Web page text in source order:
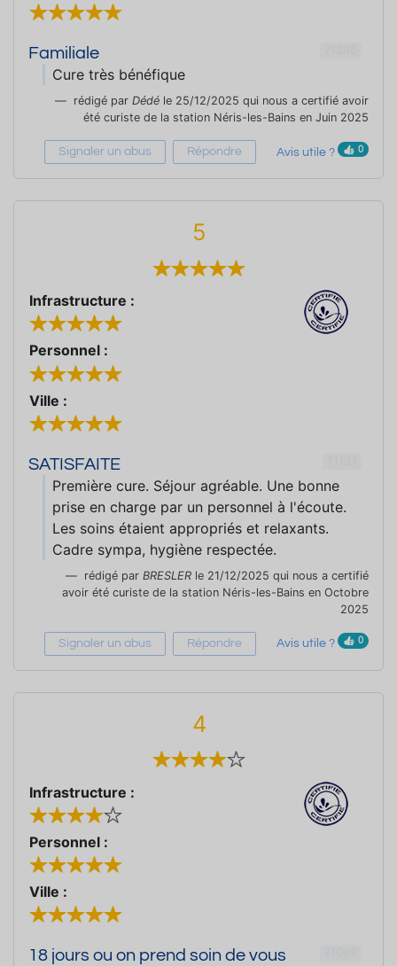
Familiale
Cure très bénéfique
rédigé par Dédé le 25/12/2025 qui nous a certifié avoir
été curiste de la station Néris-les-Bains en Juin 2025
Signaler un abus Répondre Avis utile ? 0
5
Infrastructure :
Personnel :
Ville :
SATISFAITE
Première cure. Séjour agréable. Une bonne
prise en charge par un personnel à l'écoute.
Les soins étaient appropriés et relaxants.
Cadre sympa, hygiène respectée.
rédigé par BRESLER le 21/12/2025 qui nous a certifié
avoir été curiste de la station Néris-les-Bains en Octobre
2025
Signaler un abus Répondre Avis utile ? 0
4
Infrastructure :
Personnel :
Ville :
18 jours ou on prend soin de vous